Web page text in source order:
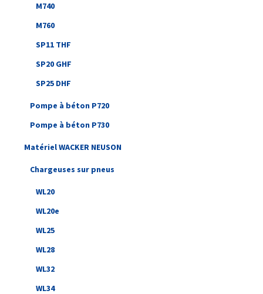
M740
M760
SP11 THF
SP20 GHF
SP25 DHF
Pompe à béton P720
Pompe à béton P730
Matériel WACKER NEUSON
Chargeuses sur pneus
WL20
WL20e
WL25
WL28
WL32
WL34